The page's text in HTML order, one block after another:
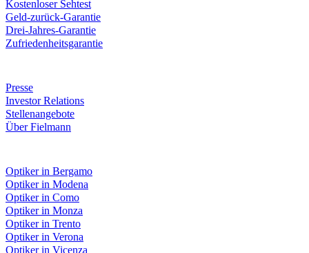
Kostenloser Sehtest
Geld-zurück-Garantie
Drei-Jahres-Garantie
Zufriedenheitsgarantie
Presse
Investor Relations
Stellenangebote
Über Fielmann
Optiker in Bergamo
Optiker in Modena
Optiker in Como
Optiker in Monza
Optiker in Trento
Optiker in Verona
Optiker in Vicenza